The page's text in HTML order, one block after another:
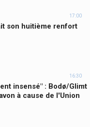
17:00
son huitième renfort
16:30
insensé" : Bodø/Glimt
à cause de l'Union